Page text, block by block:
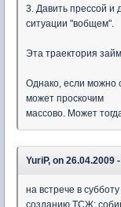
3. Давить прессой и
ситуации "вобщем".
Эта траектория
Однако, если можно
может проскочим
массово. Может
YuriP, on 26.04.2009
на встрече в
созданию ТСЖ: